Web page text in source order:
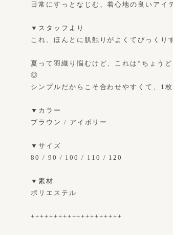
日常にすっとなじむ、着心地の良いアイ
▼スタッフより
これ、ほんとに肌触りがよくてびっく
夏って羽織り悩むけど、これは“ちょう
◎
シンプルだからこそ合わせやすくて、1
▼カラー
ブラウン / アイボリー
▼サイズ
80 / 90 / 100 / 110 / 120
▼素材
ポリエステル
++++++++++++++++++++